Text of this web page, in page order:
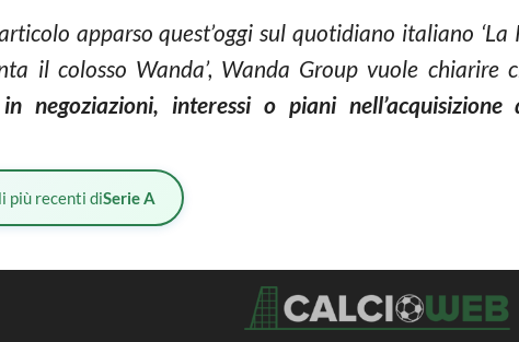
apparso quest’oggi sul quotidiano italiano
il colosso Wanda’, Wanda Group vuole chiarire
negoziazioni, interessi o piani nell’acquisizione
più recenti diSerie A